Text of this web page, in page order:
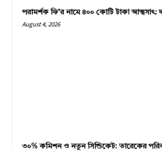
পরামর্শক ফি’র নামে ৪০০ কোটি টাকা আত্মসাৎ:
August 4, 2026
৩০% কমিশন ও নতুন সিন্ডিকেট: তারেকের